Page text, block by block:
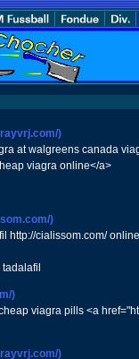
)
at walgreens canada
viagra online</a>
)
http://cialissom.com/
)
viagra pills <a
)